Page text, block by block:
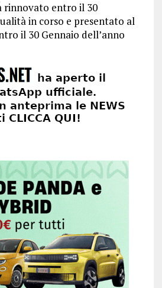
entro il 30
in corso e presentato al
il 30 Gennaio dell’anno